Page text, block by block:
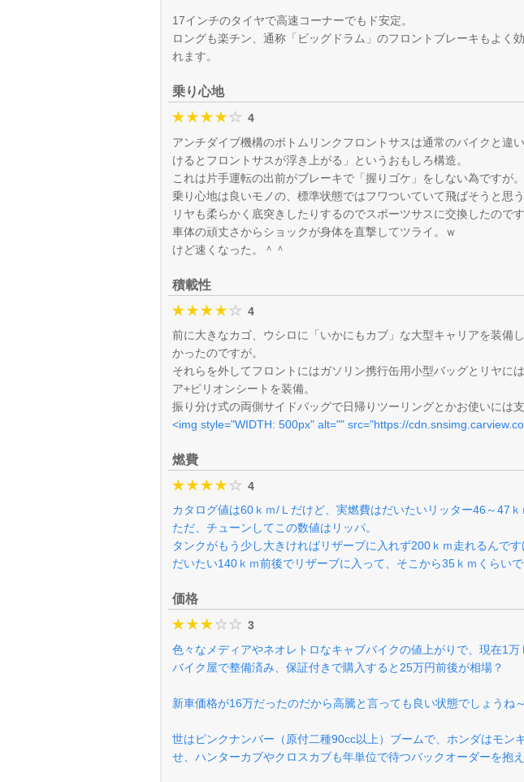
17インチのタイヤで高速コーナーでもド安定。
ロングも楽チン、通称「ビッグドラム」のフロントブレーキもよく
れます。
乗り心地
4
アンチダイブ機構のボトムリンクフロントサスは通常のバイクと違
けるとフロントサスが浮き上がる」というおもしろ構造。
これは片手運転の出前がブレーキで「握りゴケ」をしない為ですが。
乗り心地は良いモノの、標準状態ではフワついていて飛ばそうと思
リヤも柔らかく底突きしたりするのでスポーツサスに交換したのです
車体の頑丈さからショックが身体を直撃してツライ。ｗ
けど速くなった。＾＾
積載性
4
前に大きなカゴ、ウシロに「いかにもカブ」な大型キャリアを装備
かったのですが。
それらを外してフロントにはガソリン携行缶用小型バッグとリヤに
ア+ピリオンシートを装備。
振り分け式の両側サイドバッグで日帰りツーリングとかお使いには支
<img style="WIDTH: 500px" alt="" src="https://
燃費
4
カタログ値は60ｋｍ/Ｌだけど、実燃費はだいたいリッター46～47ｋ
ただ、チューンしてこの数値はリッパ。
タンクがもう少し大きければリザーブに入れず200ｋｍ走れるんです
だいたい140ｋｍ前後でリザーブに入って、そこから35ｋｍくらいで
価格
3
色々なメディアやネオレトロなキャブバイクの値上がりで、現在1
バイク屋で整備済み、保証付きで購入すると25万円前後が相場？
新車価格が16万だったのだから高騰と言っても良い状態でしょうね～
世はピンクナンバー（原付二種90cc以上）ブームで、ホンダはモン
せ、ハンターカブやクロスカブも年単位で待つバックオーダーを抱え